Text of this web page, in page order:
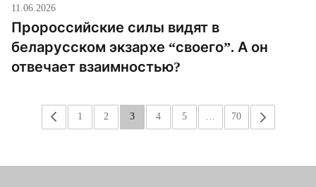
11.06.2026
Пророссийские силы видят в
беларусском экзархе “своего”. А он
отвечает взаимностью?
« 1 2 3 4 5 70 »